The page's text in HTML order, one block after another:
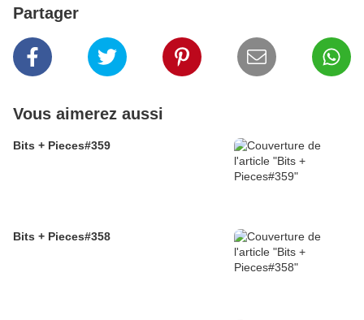
Partager
Vous aimerez aussi
Bits + Pieces#359
Bits + Pieces#358